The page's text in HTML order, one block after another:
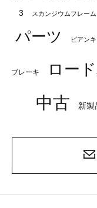
3
スカンジウムフレーム
パーツ ビアンキ
ブレーキ ロー
中古
新製